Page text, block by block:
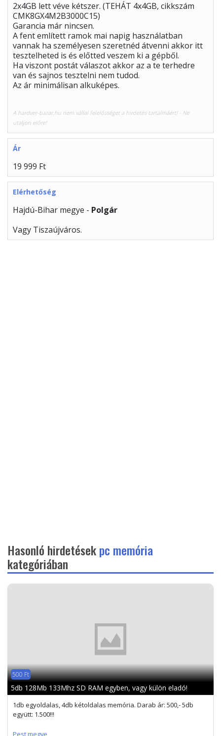
2x4GB lett véve kétszer. (TEHÁT 4x4GB, cikkszám
CMK8GX4M2B3000C15)
Garancia már nincsen.
A fent említett ramok mai napig használatban
vannak ha személyesen szeretnéd átvenni akkor itt
tesztelheted is és előtted veszem ki a gépből.
Ha viszont postát válaszot akkor az a te terhedre
van és sajnos tesztelni nem tudod.
Az ár minimálisan alkuképes.
A hardver-bazar.hu nem vállal felelősséget a hirdetés tartalmáért! - Ne
utaljon előre!
Ár
19 999 Ft
Elérhetőség
Hajdú-Bihar megye - Polgár
Vagy Tiszaújváros.
Hasonló hirdetésekpc memória
kategóriában
500 Ft
5db 128Mb 133Mhz SD RAM egyben, vagy külön eladó!
1db egyoldalas, 4db kétoldalas memória. Darab ár: 500,- 5db
együtt: 1.500!!!
Pest megye